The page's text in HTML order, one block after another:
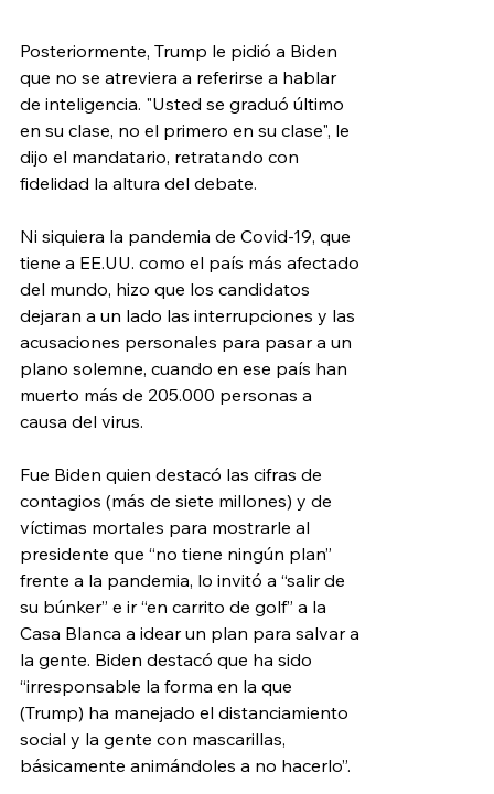
Posteriormente, Trump le pidió a Biden
que no se atreviera a referirse a hablar
de inteligencia. "Usted se graduó último
en su clase, no el primero en su clase", le
dijo el mandatario, retratando con
fidelidad la altura del debate.
Ni siquiera la pandemia de Covid-19, que
tiene a EE.UU. como el país más afectado
del mundo, hizo que los candidatos
dejaran a un lado las interrupciones y las
acusaciones personales para pasar a un
plano solemne, cuando en ese país han
muerto más de 205.000 personas a
causa del virus.
Fue Biden quien destacó las cifras de
contagios (más de siete millones) y de
víctimas mortales para mostrarle al
presidente que “no tiene ningún plan”
frente a la pandemia, lo invitó a “salir de
su búnker” e ir “en carrito de golf” a la
Casa Blanca a idear un plan para salvar a
la gente. Biden destacó que ha sido
“irresponsable la forma en la que
(Trump) ha manejado el distanciamiento
social y la gente con mascarillas,
básicamente animándoles a no hacerlo”.